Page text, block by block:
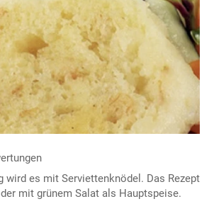
wird es mit Serviettenknödel. Das Rezept
mit grünem Salat als Hauptspeise.